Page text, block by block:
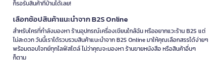
ก็รอรับสินค้าที่บ้านได้เลย!
เลือกช้อปสินค้าแนะนำจาก B2S Online
สำหรับใครที่กำลังมองหา ร้านอุปกรณ์เครื่องเขียนใกล้ฉัน หรืออยากแวะร้าน B2S แต่
ไม่สะดวก วันนี้เราได้รวบรวมสินค้าแนะนำจาก B2S Online มาให้คุณเลือกสรรได้ง่ายๆ
พร้อมตอบโจทย์ทุกไลฟ์สไตล์ ไม่ว่าคุณจะมองหา ร้านขายหนังสือ หรือสินค้าอื่นๆ
ก็ตาม